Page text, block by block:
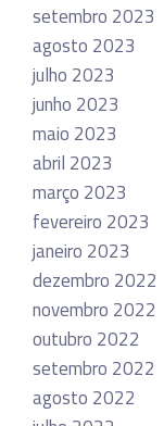
setembro 2023
agosto 2023
julho 2023
junho 2023
maio 2023
abril 2023
março 2023
fevereiro 2023
janeiro 2023
dezembro 2022
novembro 2022
outubro 2022
setembro 2022
agosto 2022